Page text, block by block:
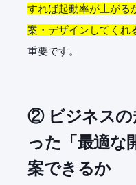
すれば起動率が上がる
案・デザインしてくれ
重要です。
② ビジネスの
った「最適な
案できるか